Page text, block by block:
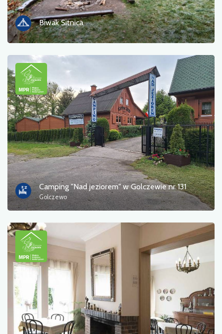
Biwak Sitnica
Camping "Nad jeziorem" w Golczewie nr 131
Golczewo